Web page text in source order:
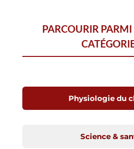
PARCOURIR PARMI
Physiologie du
Science &